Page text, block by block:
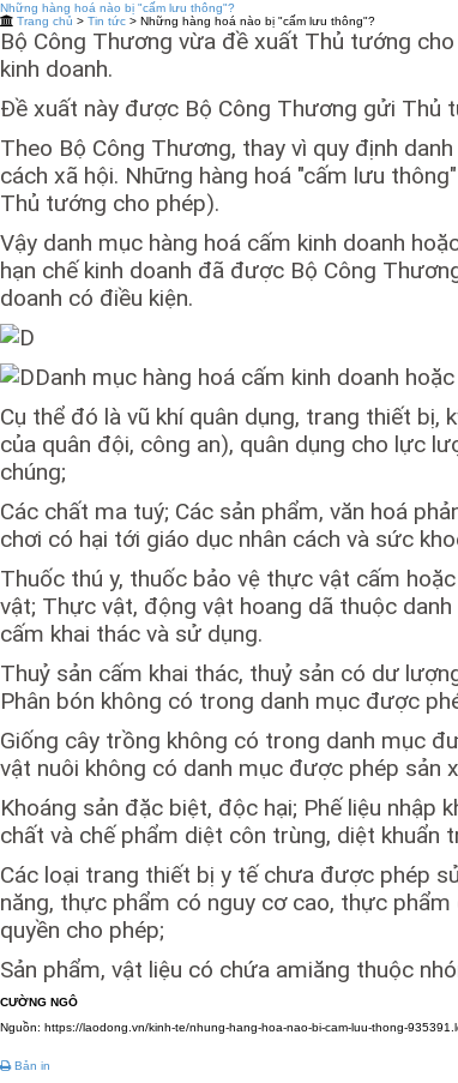
Những hàng hoá nào bị "cấm lưu thông"?
Trang chủ > Tin tức > Những hàng hoá nào bị "cấm lưu thông"?
Bộ Công Thương vừa đề xuất Thủ tướng
kinh doanh.
Đề xuất này được Bộ Công Thương gửi Thủ
Theo Bộ Công Thương, thay vì quy định
cách xã hội. Những hàng hoá "cấm lưu
Thủ tướng cho phép).
Vậy danh mục hàng hoá cấm kinh doanh
hạn chế kinh doanh đã được Bộ Công
doanh có điều kiện.
Danh mục hàng hoá cấm kinh doanh
Cụ thể đó là vũ khí quân dụng, trang thiết bị,
của quân đội, công an), quân dụng cho lực
chúng;
Các chất ma tuý; Các sản phẩm, văn hoá
chơi có hại tới giáo dục nhân cách và sức
Thuốc thú y, thuốc bảo vệ thực vật cấm
vật; Thực vật, động vật hoang dã thuộc
cấm khai thác và sử dụng.
Thuỷ sản cấm khai thác, thuỷ sản có dư
Phân bón không có trong danh mục được
Giống cây trồng không có trong danh mục
vật nuôi không có danh mục được phép sản
Khoáng sản đặc biệt, độc hại; Phế liệu nhập
chất và chế phẩm diệt côn trùng, diệt
Các loại trang thiết bị y tế chưa được phép
năng, thực phẩm có nguy cơ cao, thực
quyền cho phép;
Sản phẩm, vật liệu có chứa amiăng thuộc
CƯỜNG NGÔ
Nguồn: https://laodong.vn/kinh-te/nhung-hang-hoa-nao-bi-cam-luu-thong-
Bản in